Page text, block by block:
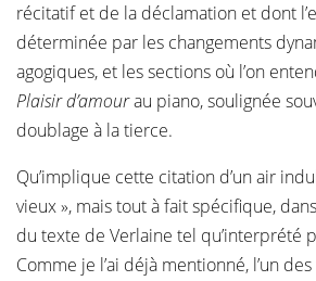
récitatif et de la déclamation et dont
déterminée par les changements
agogiques, et les sections où l’on
Plaisir d’amourau piano, soulignée
doublage à la tierce.
Qu’implique cette citation d’un air
vieux », mais tout à fait spécifique,
du texte de Verlaine tel qu’interprété
Comme je l’ai déjà mentionné, l’un